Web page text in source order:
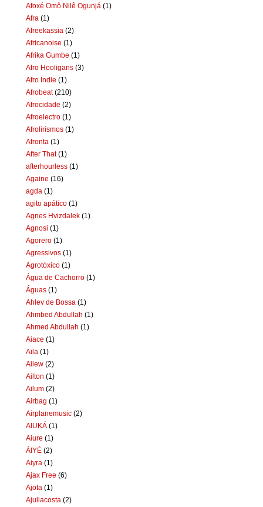
Afoxé Omô Nilê Ogunjá (1)
Afra (1)
Afreekassia (2)
Africanoise (1)
Afrika Gumbe (1)
Afro Hooligans (3)
Afro Indie (1)
Afrobeat (210)
Afrocidade (2)
Afroelectro (1)
Afrolirismos (1)
Afronta (1)
After That (1)
afterhourless (1)
Againe (16)
agda (1)
agito apático (1)
Agnes Hvizdalek (1)
Agnosi (1)
Agorero (1)
Agressivos (1)
Agrotóxico (1)
Água de Cachorro (1)
Águas (1)
Ahlev de Bossa (1)
Ahmbed Abdullah (1)
Ahmed Abdullah (1)
Aiace (1)
Aila (1)
Ailew (2)
Ailton (1)
Ailum (2)
Airbag (1)
Airplanemusic (2)
AIUKÁ (1)
Aiure (1)
ÀIYÉ (2)
Aiyra (1)
Ajax Free (6)
Ajota (1)
Ajuliacosta (2)